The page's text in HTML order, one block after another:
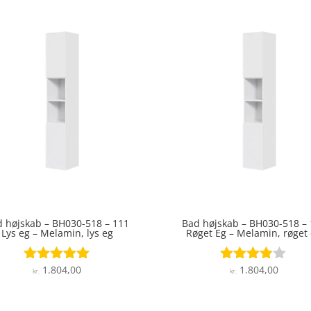
højskab – BH030-518 – 111
Lys eg – Melamin, lys eg
Vurderet
kr. 1.804,00
Bad højskab – BH030-518 –
Røget Eg – Melamin, røget
Vurderet
kr.1.804,00